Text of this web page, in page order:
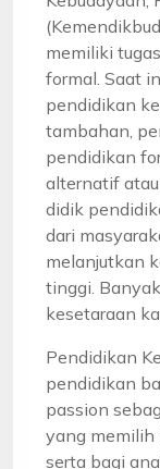
memiliki
formal. Saat
pendidikan
tambahan,
pendidikan
alternatif
didik
dari
melanjutkan
tinggi.
kesetaraan
Pendidikan
pendidikan
passion
yang memilih
serta bagi